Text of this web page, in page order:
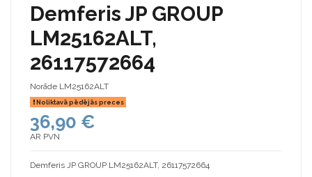
Demferis JP GROUP
LM25162ALT,
26117572664
Norāde LM25162ALT
Noliktavā pēdējās preces
36,90 €
AR PVN
Demferis JP GROUP LM25162ALT, 26117572664